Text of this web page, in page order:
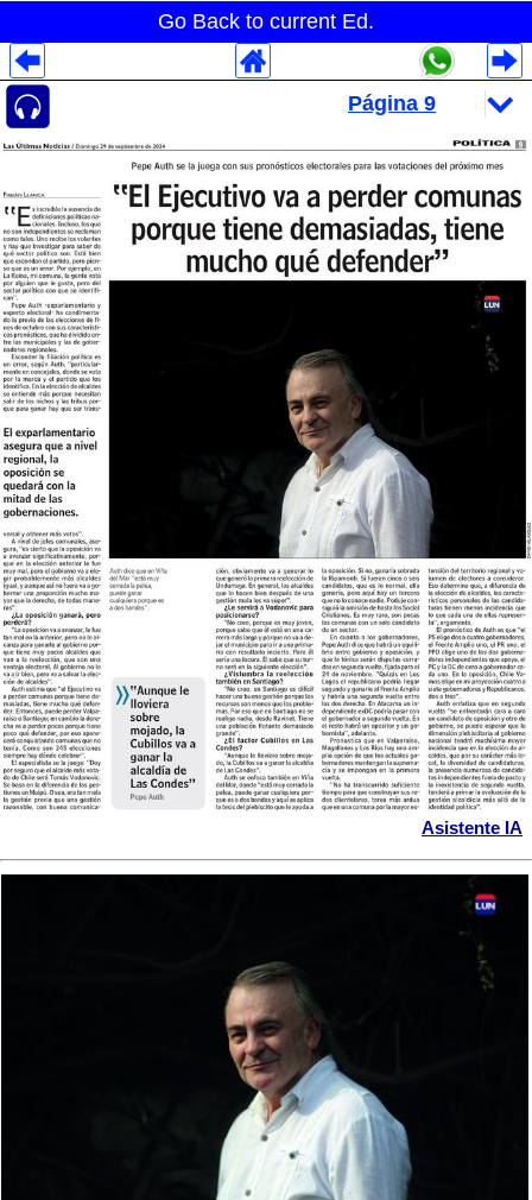
Go Back to current Ed.
Asistente IA
Despliegues Analytics
Despliegues Totales
Despliegues por Rubros